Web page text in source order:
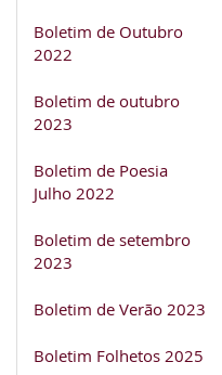
Boletim de Outubro
2022
Boletim de outubro
2023
Boletim de Poesia
Julho 2022
Boletim de setembro
2023
Boletim de Verão 2023
Boletim Folhetos 2025